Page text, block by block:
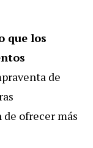
que los
de
ofrecer más